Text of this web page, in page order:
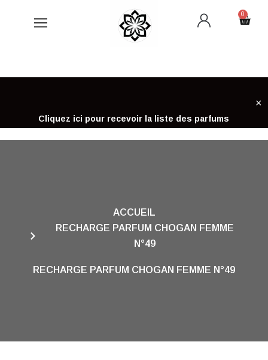
0
Cart
Cliquez ici pour recevoir la liste des parfums
×
ACCUEIL
RECHARGE PARFUM CHOGAN FEMME
N°49
RECHARGE PARFUM CHOGAN FEMME N°49